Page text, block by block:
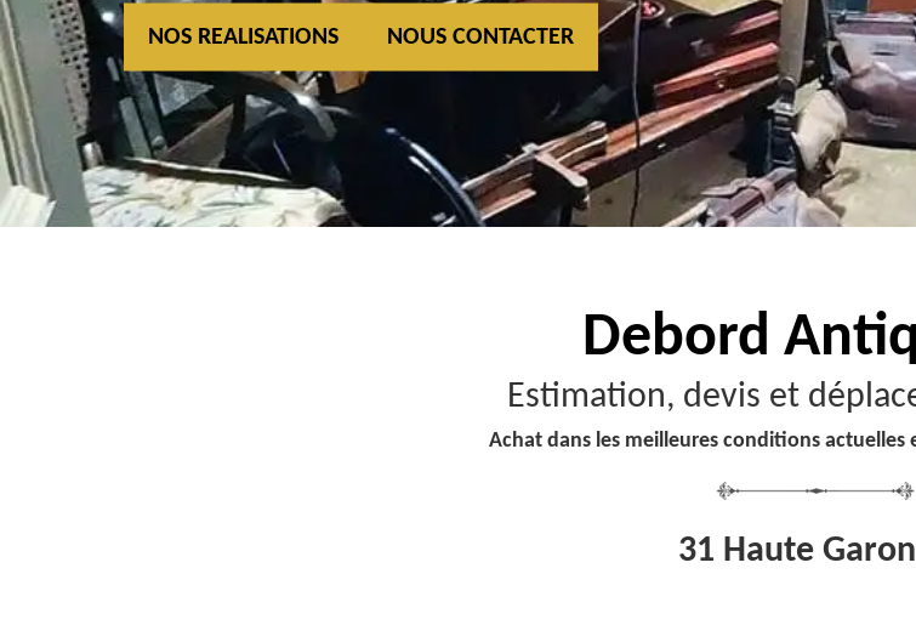
NOS REALISATIONS NOUS CONTACTER
Debord
Estimation, devis et
Achat dans les meilleures conditions
31 Haute